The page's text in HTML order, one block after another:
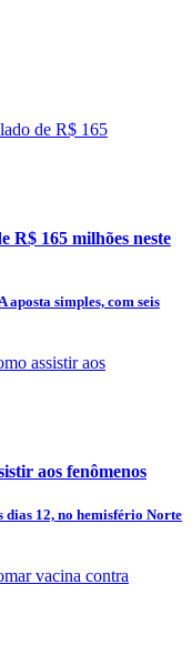
R$ 165 milhões neste
aposta simples, com seis
aos fenômenos
dias 12, no hemisfério Norte